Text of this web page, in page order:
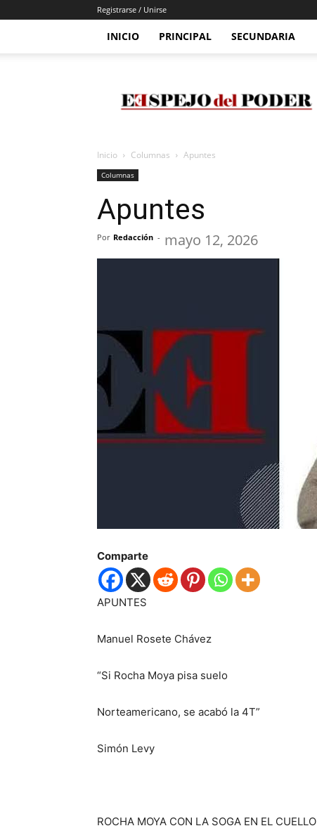
Registrarse / Unirse
INICIO PRINCIPAL SECUNDARIA
Del
Poder
Inicio Columnas Apuntes
Columnas
Apuntes
Por Redacción - mayo 12, 2026
Comparte
APUNTES
Manuel Rosete Chávez
“Si Rocha Moya pisa suelo
Norteamericano, se acabó la 4T”
Simón Levy
ROCHA MOYA CON LA SOGA EN EL CUELLO